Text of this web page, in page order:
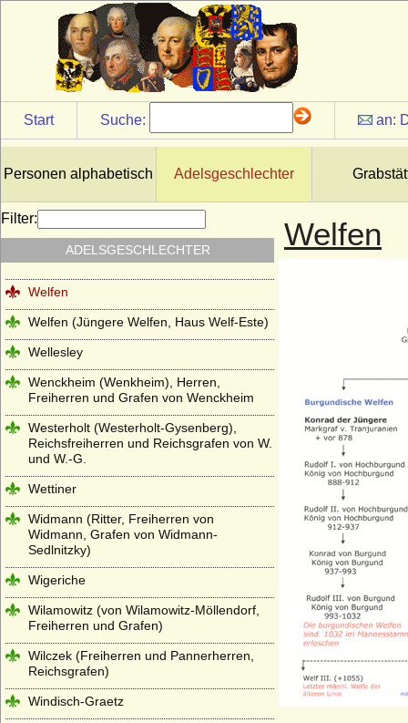
Start Suche: an:
Personen alphabetisch Adelsgeschlechter
Welfen
Filter:
ADELSGESCHLECHTER
Wartenberg (Grafen von Wartenberg-
Bayern)
Wartenberg (Herren von Wartenberg,
Böhmen)
Wartensleben (Herren und Grafen von
Wasa
Wassiltschikow (Fürsten Wassiltschikow)
Wedel (Herren, Freiherren und Grafen
von Wedel)
Weichs (von Weichs zur Wenne, v. Weichs
zu Rösberg), Herren, Freiherren
Welfen
Welfen (Jüngere Welfen, Haus Welf-Este)
Wellesley
Wenckheim (Wenkheim), Herren,
Freiherren und Grafen von Wenckheim
Westerholt (Westerholt-Gysenberg),
Reichsfreiherren und Reichsgrafen von W.
und W.-G.
Wettiner
Widmann (Ritter, Freiherren von
Widmann, Grafen von Widmann-
Sedlnitzky)
Wigeriche
Wilamowitz (von Wilamowitz-Möllendorf,
Freiherren und Grafen)
Wilczek (Freiherren und Pannerherren,
Reichsgrafen)
Windisch-Graetz